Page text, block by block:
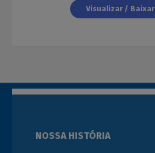
Visualizar / Baixar
NOSSA HISTÓRIA